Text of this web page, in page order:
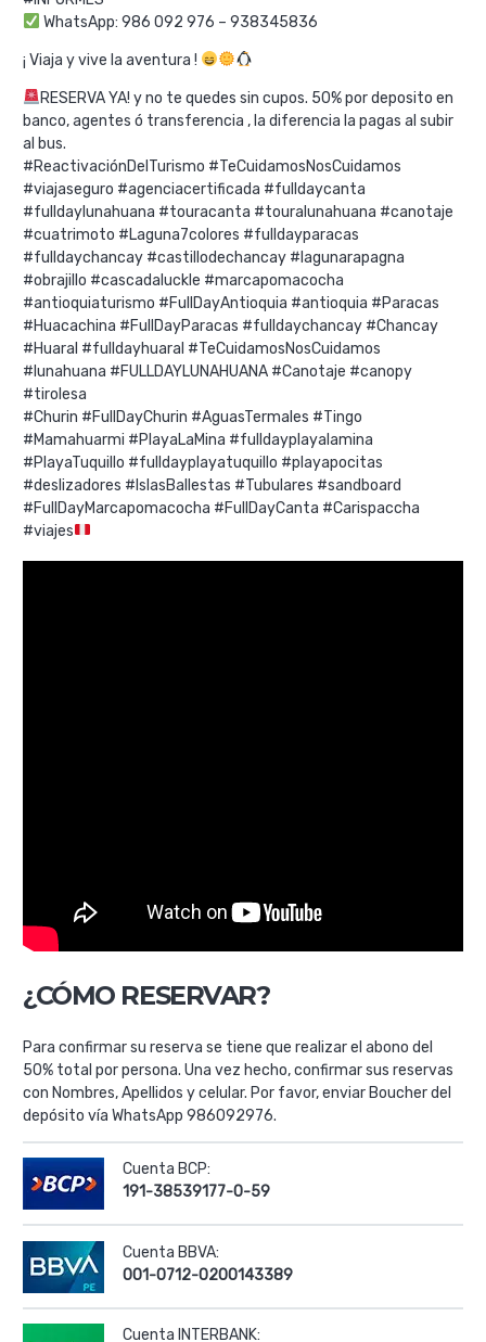
WhatsApp: 986 092 976 – 938345836
¡ Viaja y vive la aventura !
RESERVA YA! y no te quedes sin cupos. 50% por deposito en
banco, agentes ó transferencia , la diferencia la pagas al subir
al bus.
#ReactivaciónDelTurismo #TeCuidamosNosCuidamos
#viajaseguro #agenciacertificada #fulldaycanta
#fulldaylunahuana #touracanta #touralunahuana #canotaje
#cuatrimoto #Laguna7colores #fulldayparacas
#fulldaychancay #castillodechancay #lagunarapagna
#obrajillo #cascadaluckle #marcapomacocha
#antioquiaturismo #FullDayAntioquia #antioquia #Paracas
#Huacachina #FullDayParacas #fulldaychancay #Chancay
#Huaral #fulldayhuaral #TeCuidamosNosCuidamos
#lunahuana #FULLDAYLUNAHUANA #Canotaje #canopy
#tirolesa
#Churin #FullDayChurin #AguasTermales #Tingo
#Mamahuarmi #PlayaLaMina #fulldayplayalamina
#PlayaTuquillo #fulldayplayatuquillo #playapocitas
#deslizadores #IslasBallestas #Tubulares #sandboard
#FullDayMarcapomacocha #FullDayCanta #Carispaccha
#viajes
¿CÓMO RESERVAR?
Para confirmar su reserva se tiene que realizar el abono del
50% total por persona. Una vez hecho, confirmar sus reservas
con Nombres, Apellidos y celular. Por favor, enviar Boucher del
depósito vía WhatsApp 986092976.
Cuenta BCP:
191-38539177-0-59
Cuenta BBVA:
001-0712-0200143389
Cuenta INTERBANK: